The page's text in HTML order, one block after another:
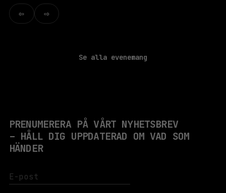
⇦ ⇨
Se alla evenemang
PRENUMERERA PÅ VÅRT NYHETSBREV
– HÅLL DIG UPPDATERAD OM VAD SOM
HÄNDER